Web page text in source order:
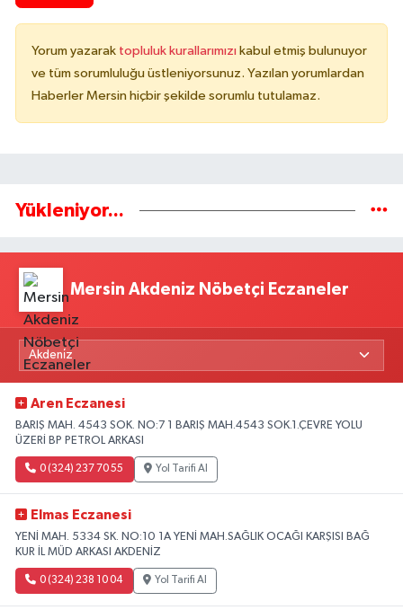
Yorum yazarak topluluk kurallarımızı kabul etmiş bulunuyor
ve tüm sorumluluğu üstleniyorsunuz. Yazılan yorumlardan
Haberler Mersin hiçbir şekilde sorumlu tutulamaz.
Yükleniyor...
Mersin Akdeniz Nöbetçi Eczaneler
Aren Eczanesi
BARIŞ MAH. 4543 SOK. NO:7 1 BARIŞ MAH.4543 SOK.1.ÇEVRE YOLU
ÜZERİ BP PETROL ARKASI
0 (324) 237 70 55 Yol Tarifi Al
Elmas Eczanesi
YENİ MAH. 5334 SK. NO:10 1A YENİ MAH.SAĞLIK OCAĞI KARŞISI BAĞ
KUR İL MÜD ARKASI AKDENİZ
0 (324) 238 10 04 Yol Tarifi Al